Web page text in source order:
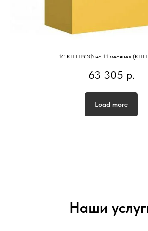
1С КП ПРОФ на 11 месяцев
63 305 р.
Load more
Наши